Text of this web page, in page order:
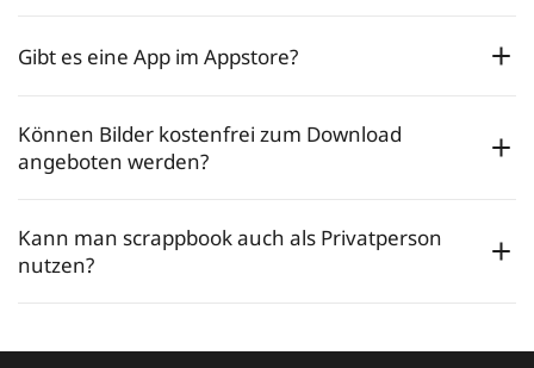
Gibt es eine App im Appstore?
Können Bilder kostenfrei zum Download
angeboten werden?
Kann man scrappbook auch als Privatperson
nutzen?